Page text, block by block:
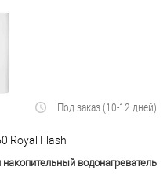
Под заказ (10-12 дней)
Royal Flash
водонагреватель